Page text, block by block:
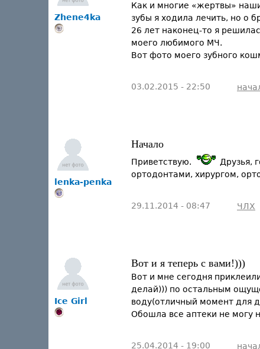
Zhene4ka
Как и многие «жертвы»
зубы я ходила лечить, но о
26 лет наконец-то я
моего любимого МЧ.
Вот фото моего зубного
03.02.2015 - 22:50
lenka-penka
Начало
Приветствую.
Друзья,
ортодонтами, хирургом,
29.11.2014 - 08:47 ЧЛХ
Ice Girl
Вот и я теперь с вами!)))
Вот и мне сегодня
делай))) по остальным
воду(отличный момент для
Обошла все аптеки не могу
25.04.2014 - 19:00